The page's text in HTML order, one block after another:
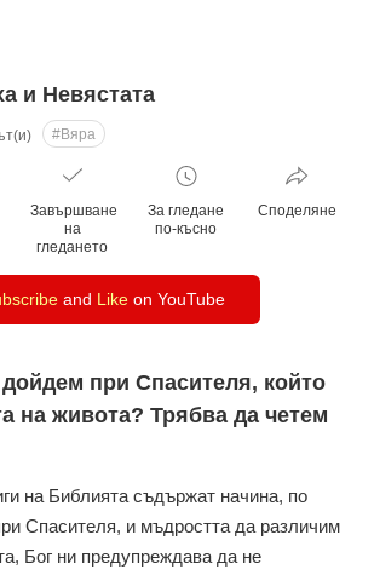
и Невястата
#Вяра
감
Завършване
на
гледането
За гледане
по-късно
Споделяне
and Likeon YouTube
при Спасителя, който
на живота? Трябва да четем
на Библията съдържат начина, по
Спасителя, и мъдростта да различим
Бог ни предупреждава да не